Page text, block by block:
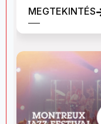
MEGTEKINTÉS